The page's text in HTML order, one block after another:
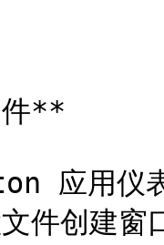
件**
应用仪
件创建窗